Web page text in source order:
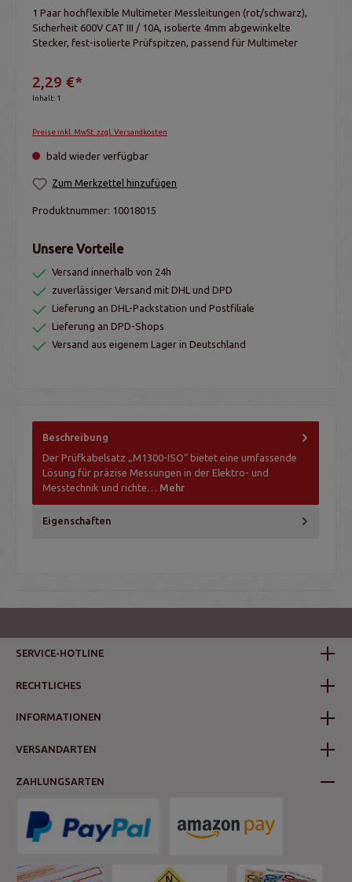
1 Paar hochflexible Multimeter Messleitungen (rot/schwarz),
Sicherheit 600V CAT III / 10A, isolierte 4mm abgewinkelte
Stecker, fest-isolierte Prüfspitzen, passend für Multimeter
2,29 €*
Inhalt: 1
Preise inkl. MwSt. zzgl. Versandkosten
bald wieder verfügbar
Zum Merkzettel hinzufügen
Produktnummer: 10018015
Unsere Vorteile
Versand innerhalb von 24h
zuverlässiger Versand mit DHL und DPD
Lieferung an DHL-Packstation und Postfiliale
Lieferung an DPD-Shops
Versand aus eigenem Lager in Deutschland
Beschreibung
Der Prüfkabelsatz „M1300-ISO“ bietet eine umfassende
Lösung für präzise Messungen in der Elektro- und
Messtechnik und richte… Mehr
Eigenschaften
SERVICE-HOTLINE
RECHTLICHES
INFORMATIONEN
VERSANDARTEN
ZAHLUNGSARTEN